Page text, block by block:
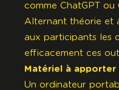
comme ChatGPT ou
Alternant théorie et
aux participants les
efficacement ces
Matériel à apporter
Un ordinateur